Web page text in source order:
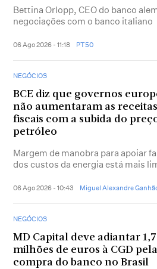
Bettina Orlopp, CEO do banco
negociações com o banco italiano
06 Ago 2026 - 11:18 PT50
NEGÓCIOS
BCE diz que governos
não aumentaram as receitas
fiscais com a subida do
petróleo
Margem de manobra para apoiar
dos custos da energia está mais
06 Ago 2026 - 10:43 Miguel Alexandre
NEGÓCIOS
MD Capital deve adiantar 1,7
milhões de euros à CGD pela
compra do banco no Brasil